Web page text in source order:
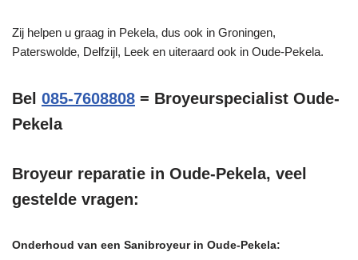
Zij helpen u graag in Pekela, dus ook in Groningen,
Paterswolde, Delfzijl, Leek en uiteraard ook in Oude-Pekela.
Bel 085-7608808 = Broyeurspecialist Oude-
Pekela
Broyeur reparatie in Oude-Pekela, veel
gestelde vragen:
Onderhoud van een Sanibroyeur in Oude-Pekela: